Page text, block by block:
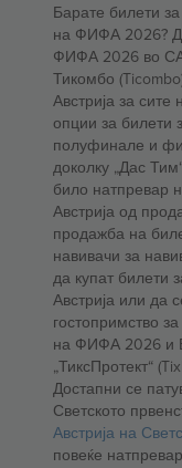
Барате билети
на ФИФА 2026?
ФИФА 2026 во
Тикомбо
Австрија за
опции за билети
полуфинале и
доколку „Дас
било натпревар
Австрија од
продажба на
навивачи за
да купат билети
Австрија или да
гостопримство
на ФИФА 2026 и
„ТиксПротект“
Достапни се
Светското
Австрија на
повеќе